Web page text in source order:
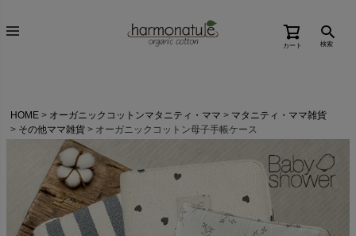
カート 検索
HOME オーガニックコットンマタニティ・ママ
マタニティ・ママ雑貨
その他ママ雑貨
オーガニックコットン母子手帳ケース